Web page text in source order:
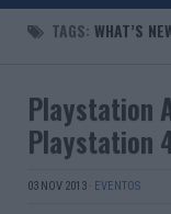
TAGS: WHAT’S
Playstation
Playstation
03 NOV 2013 · EVENTOS